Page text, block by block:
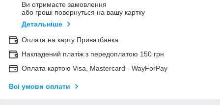
Ви отримаєте замовлення
або гроші повернуться на вашу картку
Детальніше
Оплата на карту Приватбанка
Накладений платіж з передоплатою 150 грн
Оплата картою Visa, Mastercard - WayForPay
Всі умови оплати